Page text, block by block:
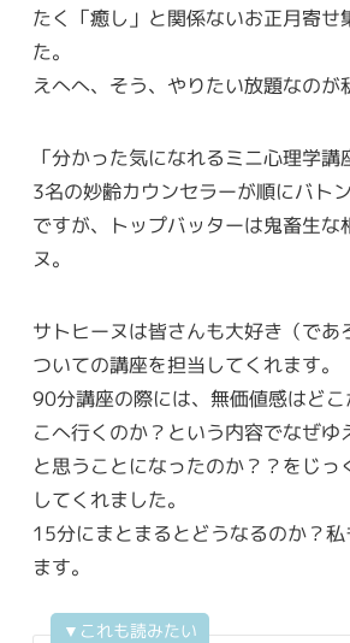
たく「癒し」と関係ないお正月寄せ
た。
えへへ、そう、やりたい放題なのが
「分かった気になれるミニ心理学講
3名の妙齢カウンセラーが順にバト
ですが、トップバッターは鬼畜生な
ヌ。
サトヒーヌは皆さんも大好き（であ
ついての講座を担当してくれます。
90分講座の際には、無価値感はど
こへ行くのか？という内容でなぜゆ
と思うことになったのか？？をじっ
してくれました。
15分にまとまるとどうなるのか？
ます。